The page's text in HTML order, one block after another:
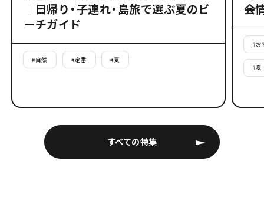
すべての特集
｜日帰り・子連れ・島旅で選ぶ夏のビ
ーチガイド
#自然 #定番 #夏
会
#お
#夏